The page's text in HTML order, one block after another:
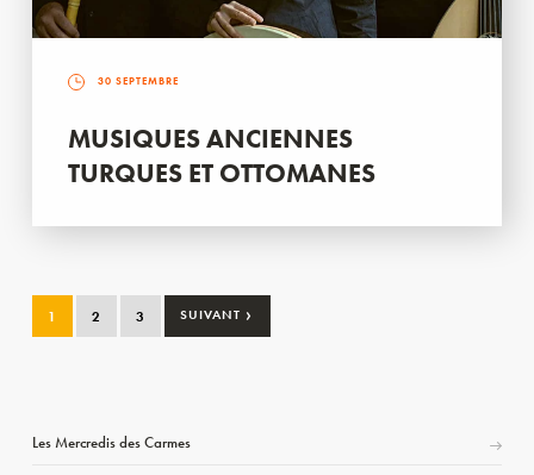
30 SEPTEMBRE
MUSIQUES ANCIENNES
TURQUES ET OTTOMANES
1 2 3 SUIVANT ›
Les Mercredis des Carmes